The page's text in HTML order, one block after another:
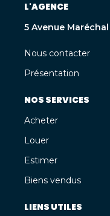
L'AGENCE
5 Avenue
Nous contacter
Présentation
NOS SERVICES
Acheter
Louer
Estimer
Biens vendus
LIENS UTILES